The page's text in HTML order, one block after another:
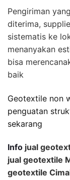
Pengiriman
diterima,
sistematis ke
menanyakan
bisa
baik
Geotextile non
penguatan
sekarang
Info jual
jual geotextile
geotextile